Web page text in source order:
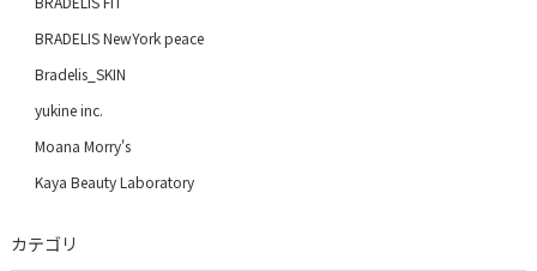
BRADELIS NewYork peace
Bradelis_SKIN
yukine inc.
Moana Morry's
Kaya Beauty Laboratory
カテゴリ